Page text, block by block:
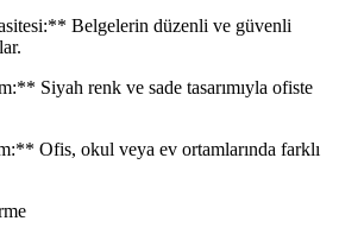
Belgelerin düzenli ve güvenli
Siyah renk ve sade tasarımıyla ofiste
Ofis, okul veya ev ortamlarında farklı